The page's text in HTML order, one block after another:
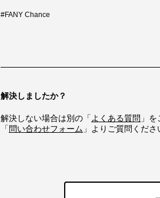
#FANY Chance
解決しましたか？
解決しない場合は別の「 よくある質問 」を
「 問い合わせフォーム 」よりご質問くださ